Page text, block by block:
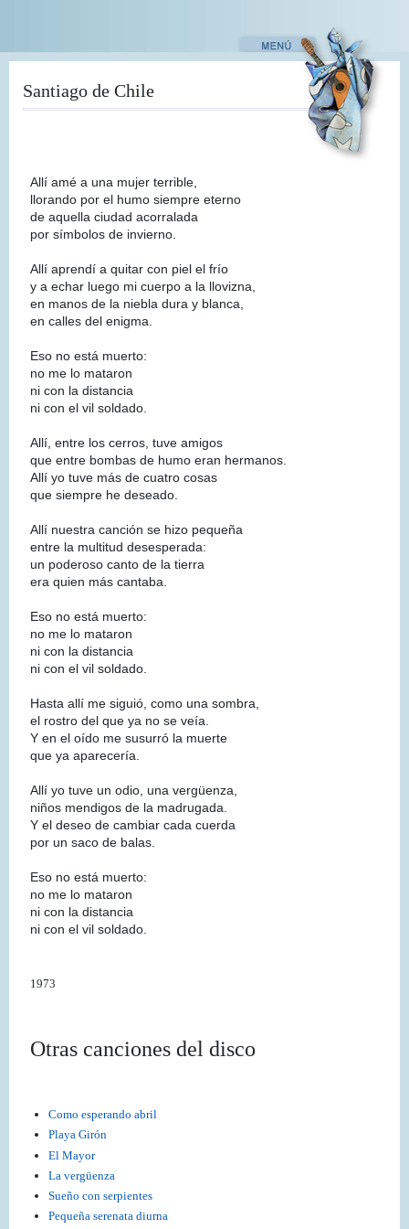
contenido
Santiago de Chile
Otras canciones del disco
Como esperando abril
Playa Girón
El Mayor
La vergüenza
Sueño con serpientes
Pequeña serenata diurna
Allí amé a una mujer terrible,
llorando por el humo siempre eterno
de aquella ciudad acorralada
por símbolos de invierno.
Allí aprendí a quitar con piel el frío
y a echar luego mi cuerpo a la llovizna,
en manos de la niebla dura y blanca,
en calles del enigma.
Eso no está muerto:
no me lo mataron
ni con la distancia
ni con el vil soldado.
Allí, entre los cerros, tuve amigos
que entre bombas de humo eran hermanos.
Allí yo tuve más de cuatro cosas
que siempre he deseado.
Allí nuestra canción se hizo pequeña
entre la multitud desesperada:
un poderoso canto de la tierra
era quien más cantaba.
Eso no está muerto:
no me lo mataron
ni con la distancia
ni con el vil soldado.
Hasta allí me siguió, como una sombra,
el rostro del que ya no se veía.
Y en el oído me susurró la muerte
que ya aparecería.
Allí yo tuve un odio, una vergüenza,
niños mendigos de la madrugada.
Y el deseo de cambiar cada cuerda
por un saco de balas.
Eso no está muerto:
no me lo mataron
ni con la distancia
ni con el vil soldado.
1973